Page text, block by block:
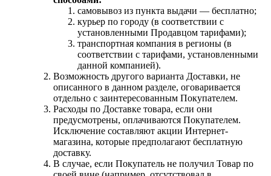
самовывоз из пункта выдачи — бесплатно;
курьер по городу (в соответствии с
установленными Продавцом тарифами);
транспортная компания в регионы (в
соответствии с тарифами, установленными
данной компанией).
Возможность другого варианта Доставки, не
описанного в данном разделе, оговаривается
отдельно с заинтересованным Покупателем.
Расходы по Доставке товара, если они
предусмотрены, оплачиваются Покупателем.
Исключение составляют акции Интернет-
магазина, которые предполагают бесплатную
доставку.
В случае, если Покупатель не получил Товар по